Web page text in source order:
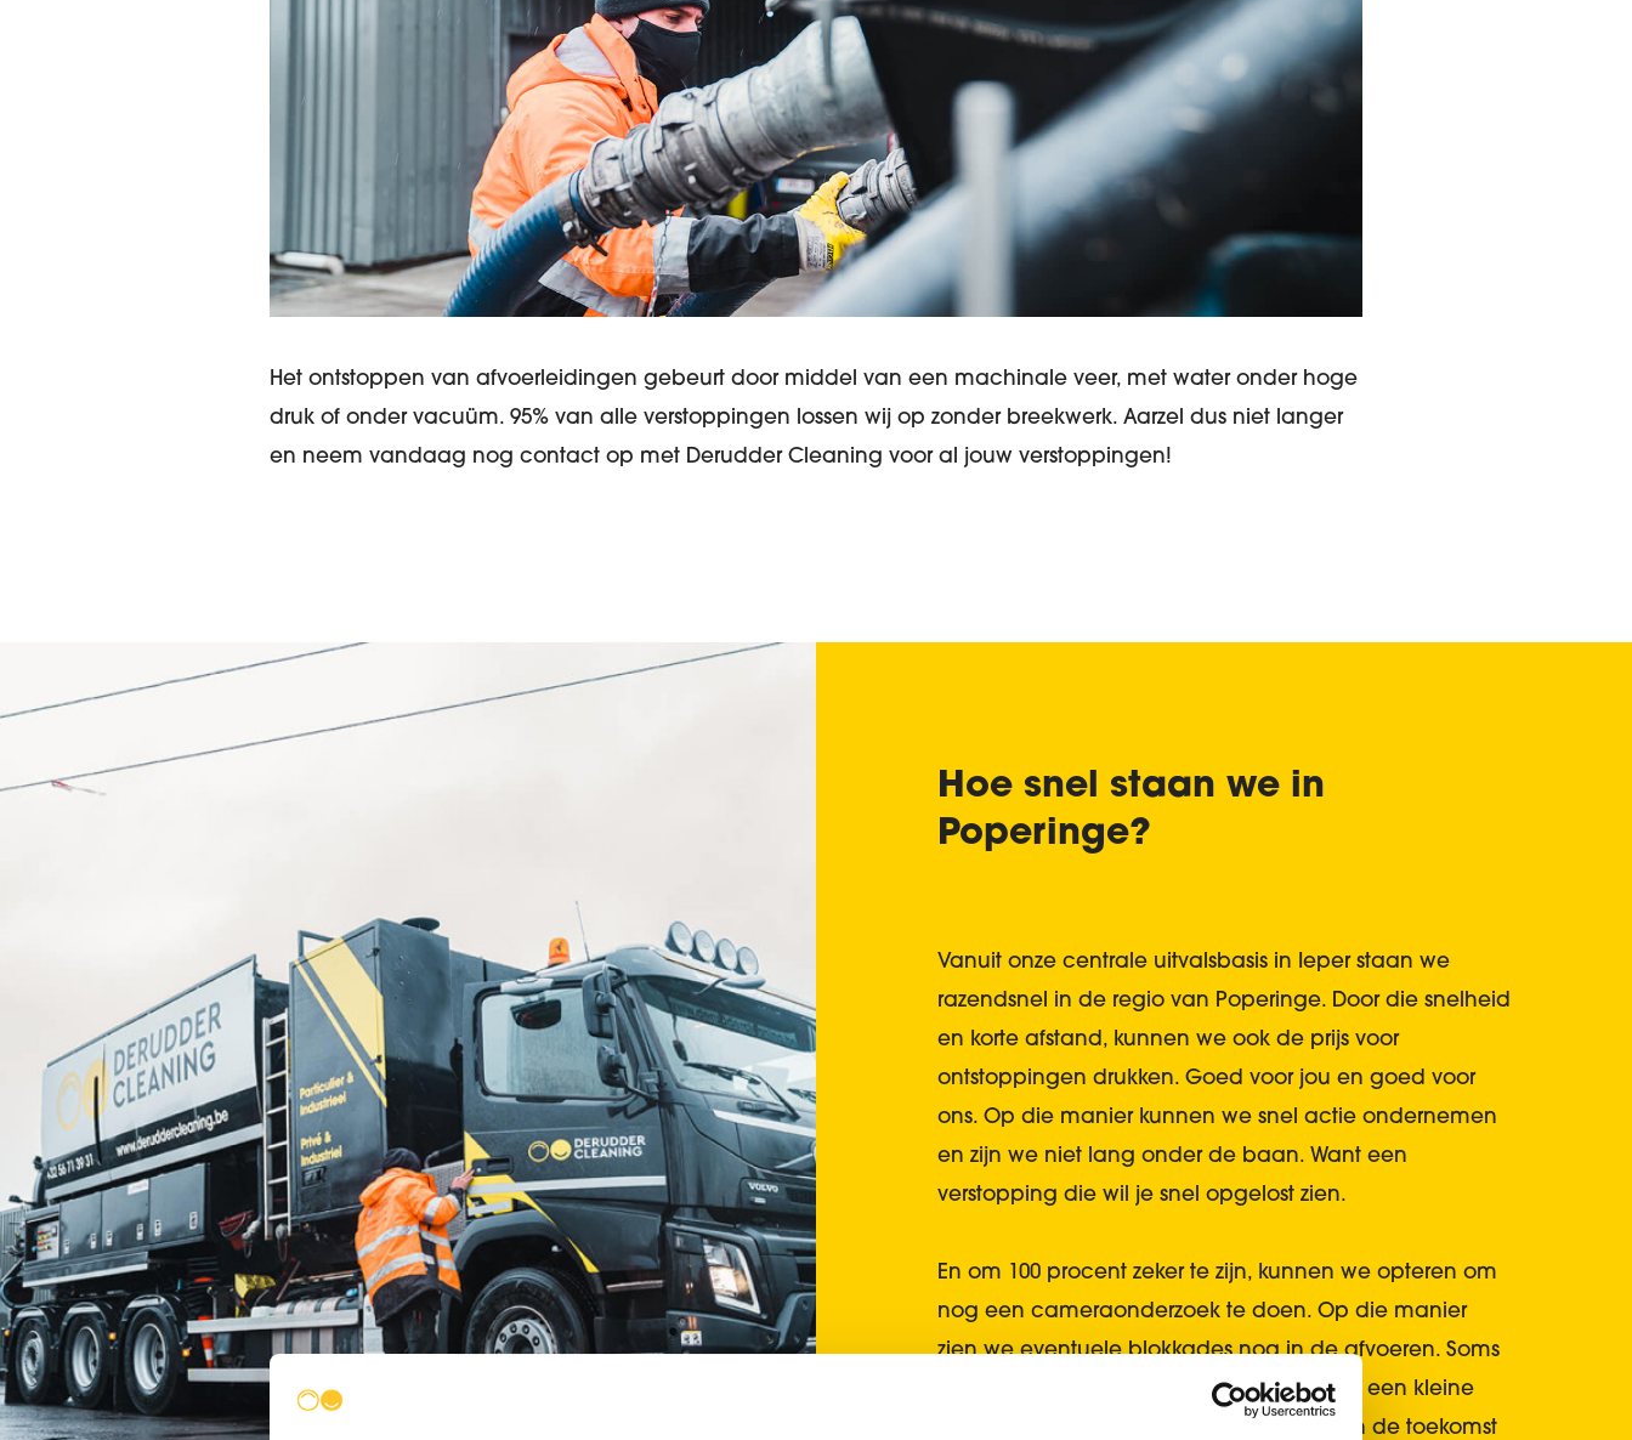
Het ontstoppen van afvoerleidingen gebeurt door middel van een machinale veer, met water onder hoge
druk of onder vacuüm. 95% van alle verstoppingen lossen wij op zonder breekwerk. Aarzel dus niet langer
en neem vandaag nog contact op met Derudder Cleaning voor al jouw verstoppingen!
Hoe snel staan we in
Poperinge?
Vanuit onze centrale uitvalsbasis in Ieper staan we
razendsnel in de regio van Poperinge. Door die snelheid
en korte afstand, kunnen we ook de prijs voor
ontstoppingen drukken. Goed voor jou en goed voor
ons. Op die manier kunnen we snel actie ondernemen
en zijn we niet lang onder de baan. Want een
verstopping die wil je snel opgelost zien.
En om 100 procent zeker te zijn, kunnen we opteren om
nog een cameraonderzoek te doen. Op die manier
zien we eventuele blokkades nog in de afvoeren. Soms
moet het zelfs geen opstopping zijn maar een kleine
oneffenheid waarvan wij weten dat die in de toekomst